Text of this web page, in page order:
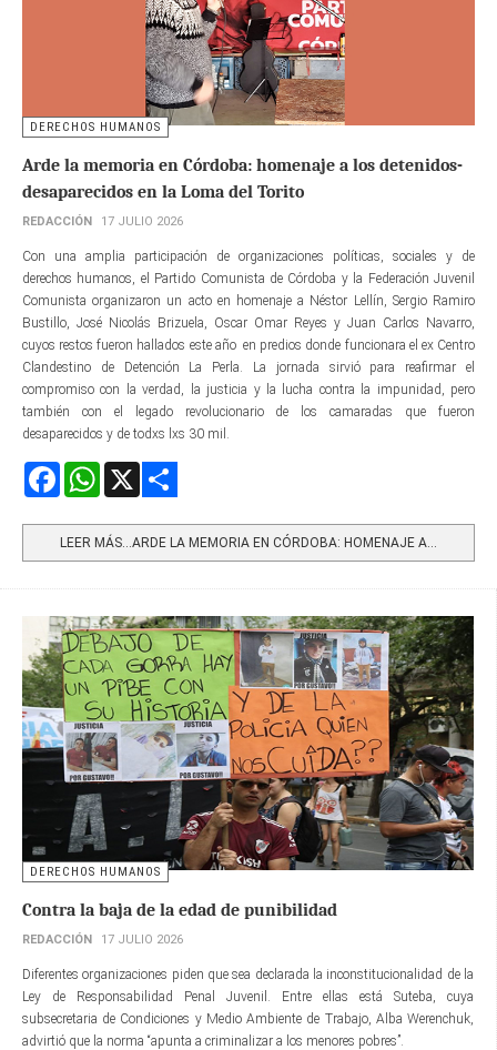
DERECHOS HUMANOS
Arde la memoria en Córdoba: homenaje a los detenidos-
desaparecidos en la Loma del Torito
REDACCIÓN 17 JULIO 2026
Con una amplia participación de organizaciones políticas, sociales y de
derechos humanos, el Partido Comunista de Córdoba y la Federación Juvenil
Comunista organizaron un acto en homenaje a Néstor Lellín, Sergio Ramiro
Bustillo, José Nicolás Brizuela, Oscar Omar Reyes y Juan Carlos Navarro,
cuyos restos fueron hallados este año en predios donde funcionara el ex Centro
Clandestino de Detención La Perla. La jornada sirvió para reafirmar el
compromiso con la verdad, la justicia y la lucha contra la impunidad, pero
también con el legado revolucionario de los camaradas que fueron
desaparecidos y de todxs lxs 30 mil.
FacebookWhatsApp
LEER MÁS…ARDE LA MEMORIA EN CÓRDOBA: HOMENAJE A...
DERECHOS HUMANOS
Contra la baja de la edad de punibilidad
REDACCIÓN 17 JULIO 2026
Diferentes organizaciones piden que sea declarada la inconstitucionalidad de la
Ley de Responsabilidad Penal Juvenil. Entre ellas está Suteba, cuya
subsecretaria de Condiciones y Medio Ambiente de Trabajo, Alba Werenchuk,
advirtió que la norma “apunta a criminalizar a los menores pobres”.